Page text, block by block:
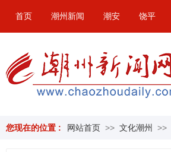
首页 潮州新闻 潮安 饶平
您现在的位置 : 网站首页 >> 文化潮州 >>